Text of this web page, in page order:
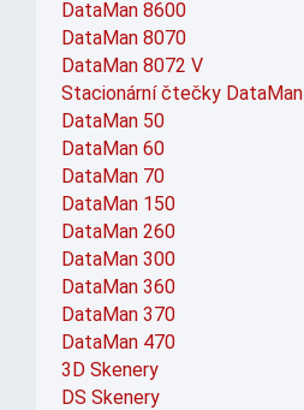
DataMan 8600
DataMan 8070
DataMan 8072 V
Stacionární čtečky DataMan
DataMan 50
DataMan 60
DataMan 70
DataMan 150
DataMan 260
DataMan 300
DataMan 360
DataMan 370
DataMan 470
3D Skenery
DS Skenery